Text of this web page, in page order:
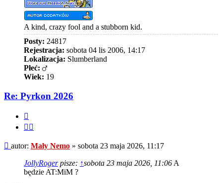
A kind, crazy fool and a stubborn kid.
Posty: 24817
Rejestracja: sobota 04 lis 2006, 14:17
Lokalizacja: Slumberland
Płeć:
Wiek: 19
Re: Pyrkon 2026
Post
autor: Mały Nemo » sobota 23 maja 2026, 11:17
JollyRogerpisze: ↑sobota 23 maja 2026, 11:06 A
będzie AT:MiM ?